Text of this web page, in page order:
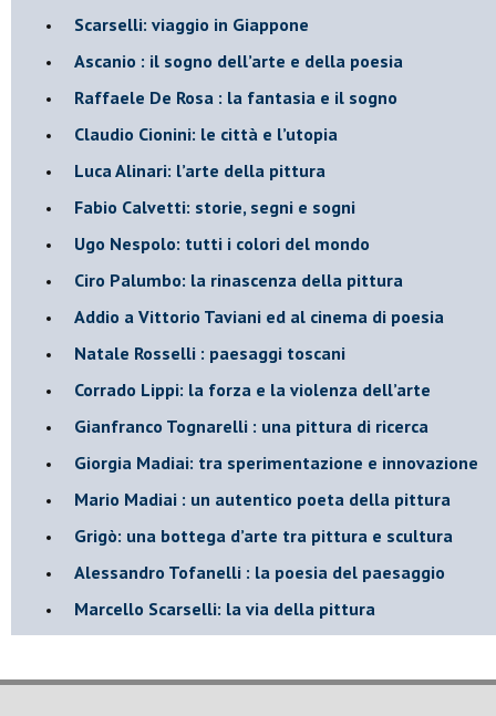
​Scarselli: viaggio in Giappone
​Ascanio : il sogno dell’arte e della poesia
Raffaele De Rosa : la fantasia e il sogno
​Claudio Cionini: le città e l’utopia
Luca Alinari: l’arte della pittura
​Fabio Calvetti: storie, segni e sogni
Ugo Nespolo: tutti i colori del mondo
​Ciro Palumbo: la rinascenza della pittura
​Addio a Vittorio Taviani ed al cinema di poesia
​Natale Rosselli : paesaggi toscani
​Corrado Lippi: la forza e la violenza dell’arte
Gianfranco Tognarelli : una pittura di ricerca
Giorgia Madiai: tra sperimentazione e innovazione
Mario Madiai : un autentico poeta della pittura
Grigò: una bottega d’arte tra pittura e scultura
Alessandro Tofanelli : la poesia del paesaggio
​Marcello Scarselli: la via della pittura